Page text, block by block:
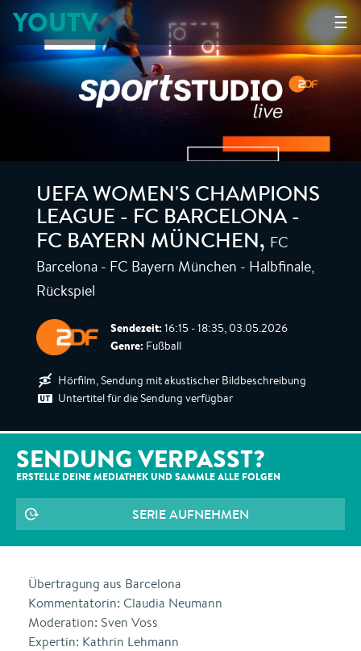
☰
YOUTV
UEFA WOMEN'S CHAMPIONS
LEAGUE - FC BARCELONA -
FC BAYERN MÜNCHEN, FC
Barcelona - FC Bayern München - Halbfinale,
Rückspiel
Sendezeit: 16:15 - 18:35, 03.05.2026
Genre: Fußball
Hörfilm, Sendung mit akustischer Bildbeschreibung
Untertitel für die Sendung verfügbar
SENDUNG VERPASST?
ERSTELLE DEINE MEDIATHEK UND SAMMLE ALLE FOLGEN
SERIE AUFNEHMEN
Übertragung aus Barcelona
Kommentatorin: Claudia Neumann
Moderation: Sven Voss
Expertin: Kathrin Lehmann